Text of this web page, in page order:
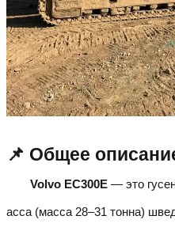
📌 Общее
Volvo EC300E — это
асса (масса 28–31 тонна)